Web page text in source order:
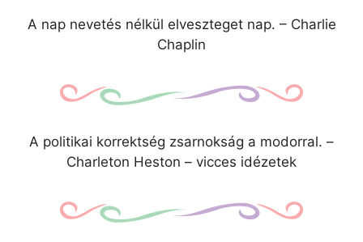
A nap nevetés nélkül elveszteget nap. – Charlie
Chaplin
A politikai korrektség zsarnokság a modorral. –
Charleton Heston – vicces idézetek